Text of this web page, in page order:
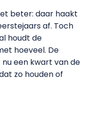
beter: daar haakt
af. Toch
houdt de
hoeveel. De
een kwart van de
zo houden of